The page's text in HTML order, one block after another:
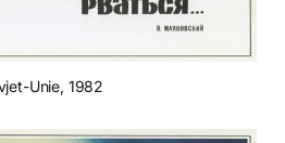
Unie, 1982